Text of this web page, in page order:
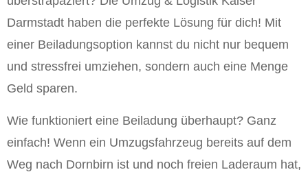
Darmstadt haben die perfekte Lösung für dich! Mit
einer Beiladungsoption kannst du nicht nur bequem
und stressfrei umziehen, sondern auch eine Menge
Geld sparen.
Wie funktioniert eine Beiladung überhaupt? Ganz
einfach! Wenn ein Umzugsfahrzeug bereits auf dem
Weg nach Dornbirn ist und noch freien Laderaum hat,